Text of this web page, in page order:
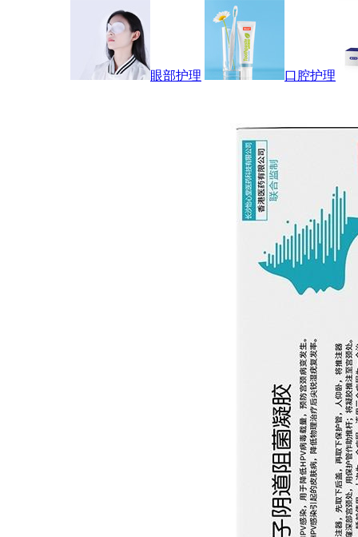
眼部护理 口腔护理